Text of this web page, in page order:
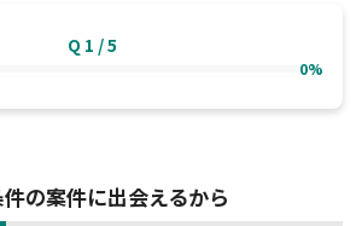
Q 1 /5
0%
の案件に出会えるから